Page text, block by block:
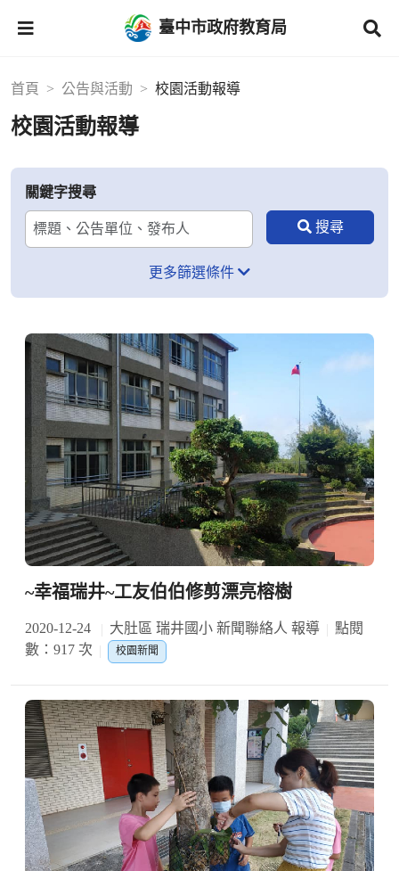
臺中市政府教育局
首頁 公告與活動 校園活動報導
校園活動報導
關鍵字搜尋
更多篩選條件
~幸福瑞井~工友伯伯修剪漂亮榕樹
2020-12-24 大肚區 瑞井國小 新聞聯絡人 報導
點閱
數：917 次
校園新聞